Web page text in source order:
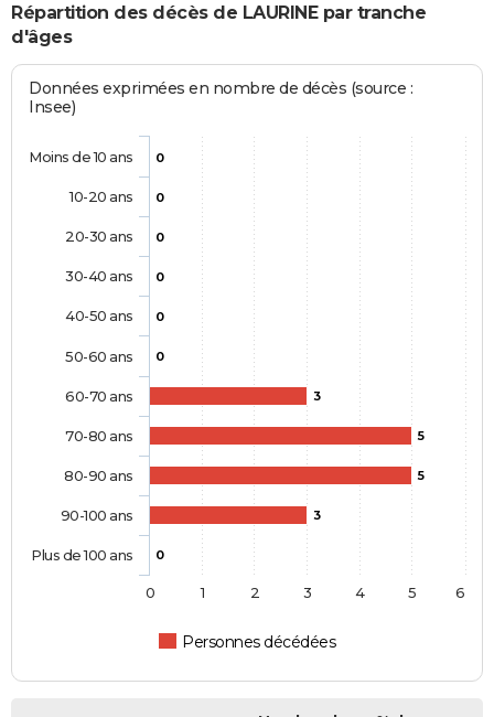
Répartition des décès de LAURINE par tranche
d'âges
Données exprimées en nombre de décès (source :
Insee)
0
0
0
0
0
0
3
5
5
3
0
Personnes décédées
Moins de 10 ans
10-20 ans
20-30 ans
30-40 ans
40-50 ans
50-60 ans
60-70 ans
70-80 ans
80-90 ans
90-100 ans
Plus de 100 ans
0 1 2 3 4 5 6